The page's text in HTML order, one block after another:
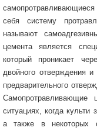
себя систему
называют
цемента является
который проникает
двойного отверждения
предварительного
ситуациях, когда культи
а также в некоторых